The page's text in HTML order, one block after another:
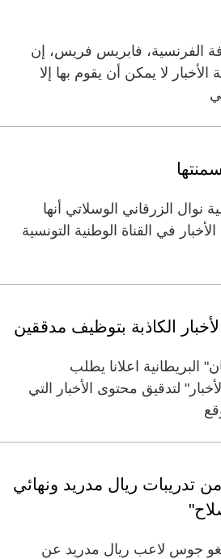
الفرنسية، فابريس فريس، إن
لا يمكن أن يقوم بها إلا
نوال الزرقاني الوسلاتي أنها
في القناة الوطنية التونسية
الكاذبة بتوظيف مدققين
اعلانا يطلب
لتدقيق محتوى الأخبار التي
تدريبات ريال مدريد ونهائي
جوس لاعب ريال مدريد عن